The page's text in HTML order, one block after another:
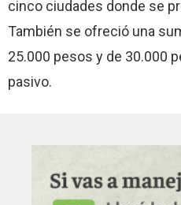
cinco ciudades donde se
También se ofreció una
25.000 pesos y de 30.000
pasivo.